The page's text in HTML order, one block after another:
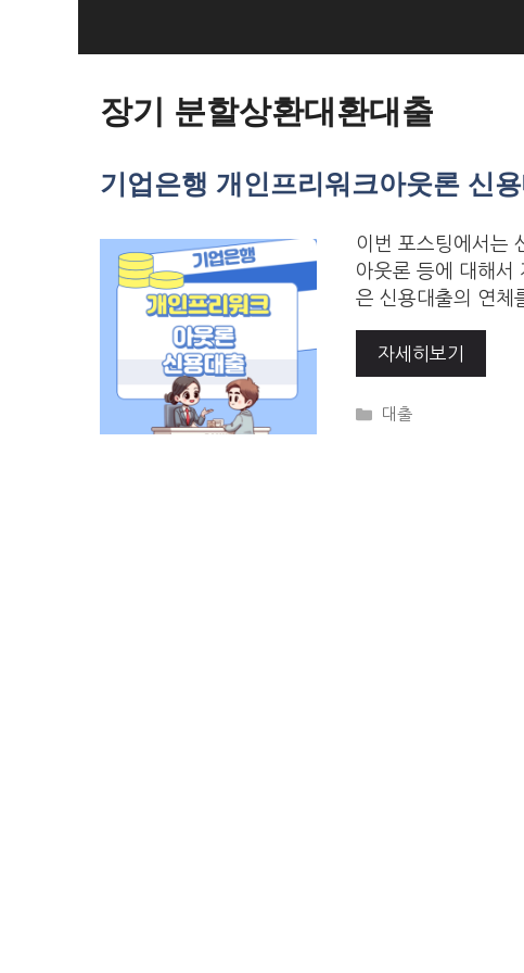
장기 분할상환대환대출
기업은행 개인프리워크아웃론 신
이번 포스팅에서는
아웃론 등에 대해서
은 신용대출의 연체
자세히보기
Categories
대출